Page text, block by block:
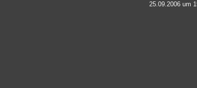
25.09.2006 um